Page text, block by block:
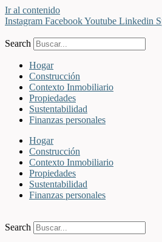
Ir al contenido
Instagram FacebookYoutube Linkedin
Search
Hogar
Construcción
Contexto Inmobiliario
Propiedades
Sustentabilidad
Finanzas personales
Hogar
Construcción
Contexto Inmobiliario
Propiedades
Sustentabilidad
Finanzas personales
Search